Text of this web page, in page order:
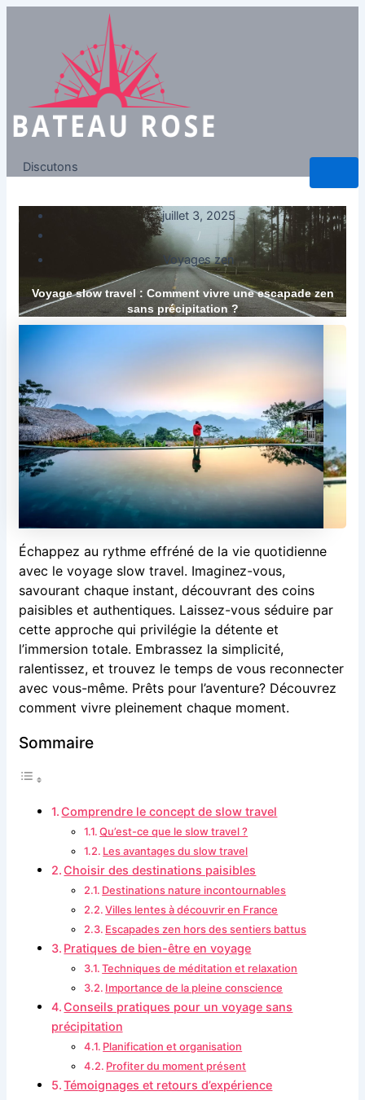
Discutons
juillet 3, 2025
/
Voyages zen
Voyage slow travel : Comment vivre une escapade zen
sans précipitation ?
Échappez au rythme effréné de la vie quotidienne
avec le voyage slow travel. Imaginez-vous,
savourant chaque instant, découvrant des coins
paisibles et authentiques. Laissez-vous séduire par
cette approche qui privilégie la détente et
l’immersion totale. Embrassez la simplicité,
ralentissez, et trouvez le temps de vous reconnecter
avec vous-même. Prêts pour l’aventure? Découvrez
comment vivre pleinement chaque moment.
Sommaire
Comprendre le concept de slow travel
Qu’est-ce que le slow travel ?
Les avantages du slow travel
Choisir des destinations paisibles
Destinations nature incontournables
Villes lentes à découvrir en France
Escapades zen hors des sentiers battus
Pratiques de bien-être en voyage
Techniques de méditation et relaxation
Importance de la pleine conscience
Conseils pratiques pour un voyage sans
précipitation
Planification et organisation
Profiter du moment présent
Témoignages et retours d’expérience